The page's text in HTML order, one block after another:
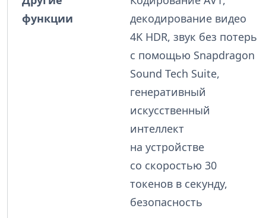
функции
декодирование видео
4K HDR, звук без потерь
с помощью Snapdragon
Sound Tech Suite,
генеративный
искусственный
интеллект
на устройстве
со скоростью 30
токенов в секунду,
безопасность